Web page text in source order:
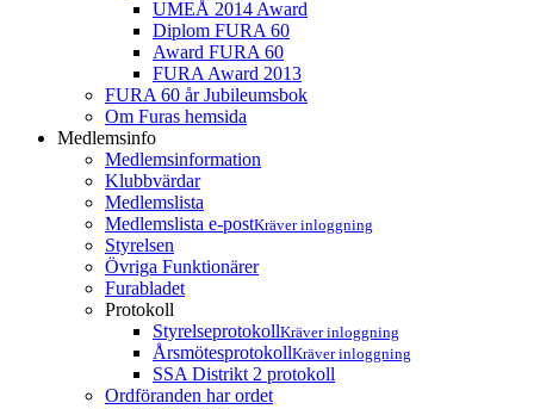
UMEÅ 2014 Award
Diplom FURA 60
Award FURA 60
FURA Award 2013
FURA 60 år Jubileumsbok
Om Furas hemsida
Medlemsinfo
Medlemsinformation
Klubbvärdar
Medlemslista
Medlemslista e-postKräver inloggning
Styrelsen
Övriga Funktionärer
Furabladet
Protokoll
StyrelseprotokollKräver inloggning
ÅrsmötesprotokollKräver inloggning
SSA Distrikt 2 protokoll
Ordföranden har ordet